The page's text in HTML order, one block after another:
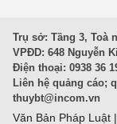
Trụ sở: Tầng 3, Toà
VPĐD: 648 Nguyễn
Điện thoại: 0938 36
Liên hệ quảng cáo;
thuybt@incom.vn
Văn Bản Pháp Luật |